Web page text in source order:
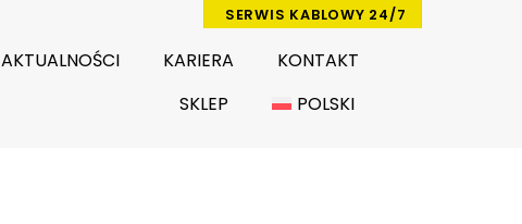
SERWIS KABLOWY 24/7
AKTUALNOŚCI KARIERA
KONTAKT
SKLEP
POLSKI